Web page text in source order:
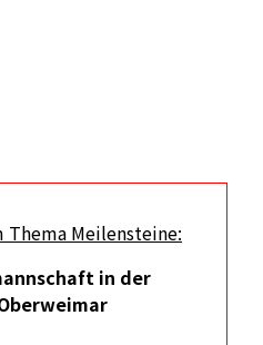
Meilensteine:
in der